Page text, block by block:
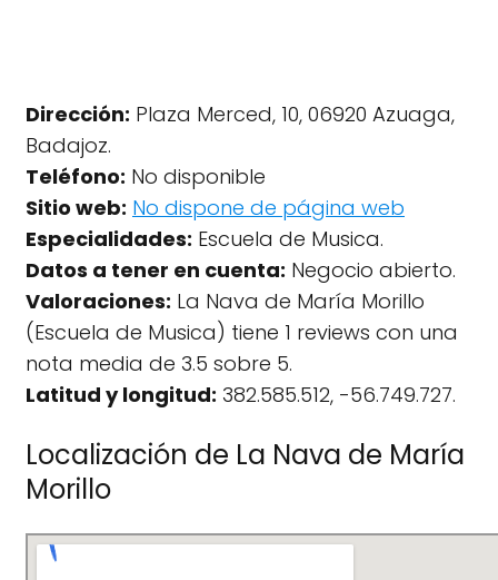
Dirección: Plaza Merced, 10, 06920 Azuaga,
Badajoz.
Teléfono: No disponible
Sitio web: No dispone de página web
Especialidades: Escuela de Musica.
Datos a tener en cuenta: Negocio abierto.
Valoraciones: La Nava de María Morillo
(Escuela de Musica) tiene 1 reviews con una
nota media de 3.5 sobre 5.
Latitud y longitud: 382.585.512, -56.749.727.
Localización de La Nava de María
Morillo